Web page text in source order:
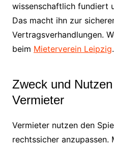
wissenschaftlich fundiert
Das macht ihn zur
Vertragsverhandlungen.
beim Mieterverein Leipzig.
Zweck und
Vermieter
Vermieter nutzen den
rechtssicher anzupassen.